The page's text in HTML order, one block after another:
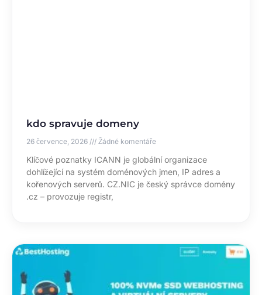
kdo spravuje domeny
26 července, 2026 Žádné komentáře
Klíčové poznatky ICANN je globální organizace
dohlížející na systém doménových jmen, IP adres a
kořenových serverů. CZ.NIC je český správce domény
.cz – provozuje registr,